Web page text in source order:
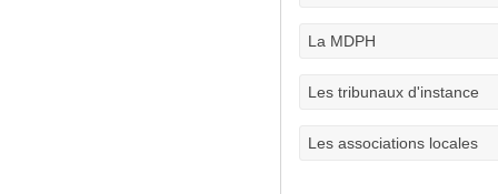
La MDPH
Les tribunaux d'instance
Les associations locales